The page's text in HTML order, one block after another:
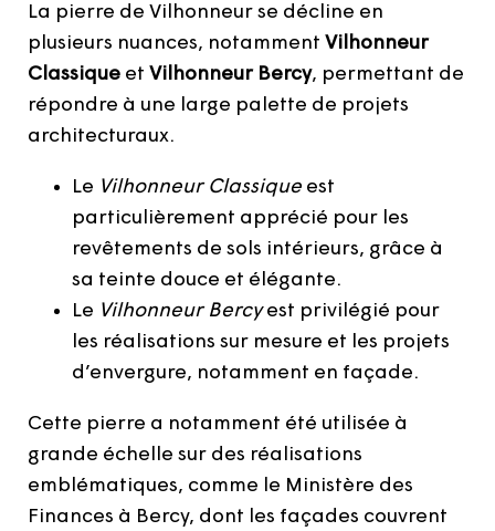
La pierre de Vilhonneur se décline en
plusieurs nuances, notamment Vilhonneur
Classique et Vilhonneur Bercy, permettant de
répondre à une large palette de projets
architecturaux.
Le Vilhonneur Classique est
particulièrement apprécié pour les
revêtements de sols intérieurs, grâce à
sa teinte douce et élégante.
Le Vilhonneur Bercyest privilégié pour
les réalisations sur mesure et les projets
d’envergure, notamment en façade.
Cette pierre a notamment été utilisée à
grande échelle sur des réalisations
emblématiques, comme le Ministère des
Finances à Bercy, dont les façades couvrent